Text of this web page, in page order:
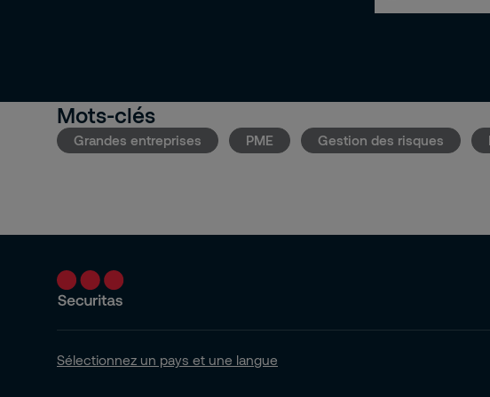
Mots-clés
Grandes entreprises PME Gestion des risques
Sélectionnez un pays et une langue